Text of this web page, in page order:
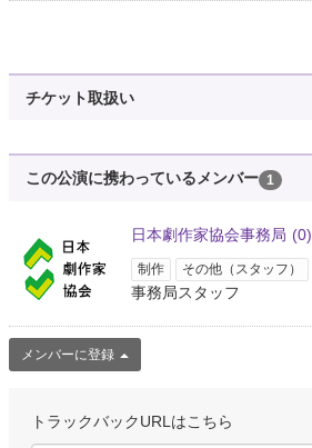
チケット取扱い
この公演に携わっているメンバー 1
日本劇作家協会事務局 (0)
制作 その他（スタッフ）
事務局スタッフ
メンバーに登録
トラックバックURLはこちら